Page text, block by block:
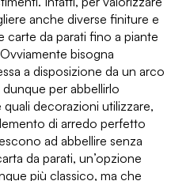
anche diverse finiture e
carte da parati fino a piante
bisogna
a disposizione da un arco
per abbellirlo
decorazioni utilizzare,
di arredo perfetto
ad abbellire senza
da parati, un’opzione
più classico, ma che